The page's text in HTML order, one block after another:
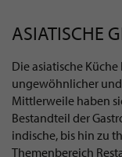
ASIATISCHE
Die asiatische
ungewöhnlicher
Mittlerweile haben
Bestandteil der
indische, bis hin zu
Themenbereich